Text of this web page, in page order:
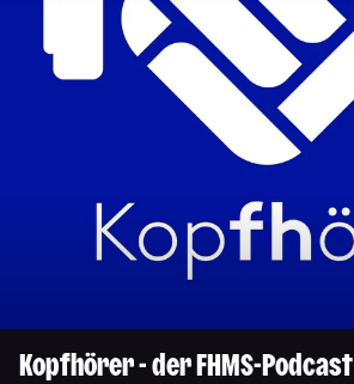
Kopfhörer - der FHMS-Podcast